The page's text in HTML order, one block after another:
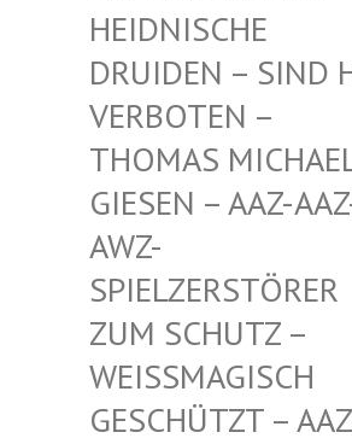
EIDNISCHE D
RUIDEN – SIND
ERBOTEN – T
HOMAS MICHAEL
IESEN – AAZ-AAZ-
WZ-S
PIELZERSTÖRER Z
UM SCHUTZ – W
EISSMAGISCH GE
SCHÜTZT – AAZ-